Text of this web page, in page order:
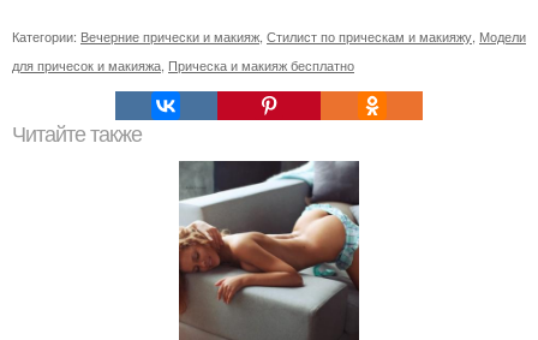
Категории: Вечерние прически и макияж, Стилист по прическам и макияжу, Модели
для причесок и макияжа, Прическа и макияж бесплатно
Читайте также